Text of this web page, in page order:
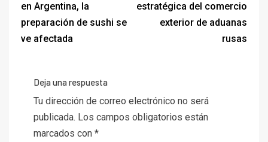
en Argentina, la
preparación de sushi se
ve afectada
estratégica del comercio
exterior de aduanas
rusas
Deja una respuesta
Tu dirección de correo electrónico no será
publicada. Los campos obligatorios están
marcados con *